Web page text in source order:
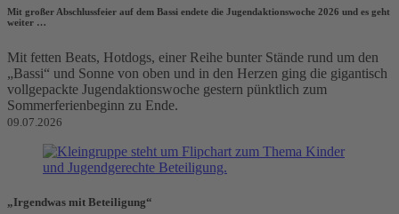
Mit großer Abschlussfeier auf dem Bassi endete die Jugendaktionswoche 2026 und es geht
weiter …
Mit fetten Beats, Hotdogs, einer Reihe bunter Stände rund um den
„Bassi“ und Sonne von oben und in den Herzen ging die gigantisch
vollgepackte Jugendaktionswoche gestern pünktlich zum
Sommerferienbeginn zu Ende.
09.07.2026
„Irgendwas mit Beteiligung“